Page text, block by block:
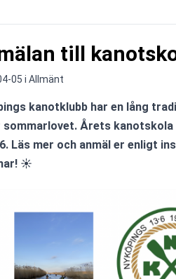
till
05 i Allmänt
kanotklubb har en lång
sommarlovet. Årets
Läs mer och anmäl er enligt
☀️